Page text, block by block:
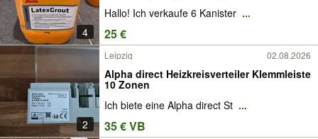
4
Hallo! Ich verkaufe 6 Kanister ...
25 €
2
Leipzig 02.08.2026
Alpha direct Heizkreisverteiler Klemmleiste
10 Zonen
Ich biete eine Alpha direct St ...
35 € VB